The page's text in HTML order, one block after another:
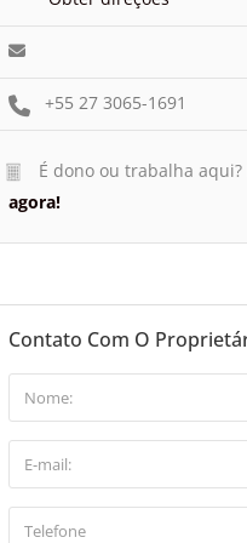
+55 27 3065-1691
É dono ou trabalha aqui?
agora!
Contato Com O